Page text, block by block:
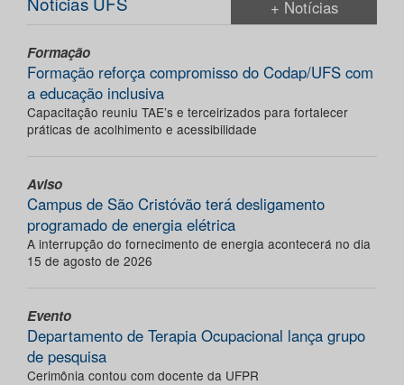
+ Notícias
Formação
Formação reforça compromisso do Codap/UFS com
a educação inclusiva
Capacitação reuniu TAE’s e terceirizados para fortalecer
práticas de acolhimento e acessibilidade
Aviso
Campus de São Cristóvão terá desligamento
programado de energia elétrica
A interrupção do fornecimento de energia acontecerá no dia
15 de agosto de 2026
Evento
Departamento de Terapia Ocupacional lança grupo
de pesquisa
Cerimônia contou com docente da UFPR